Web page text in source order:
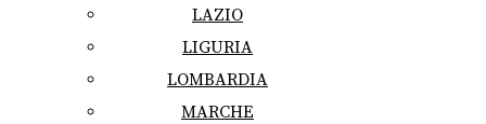
LAZIO
LIGURIA
LOMBARDIA
MARCHE